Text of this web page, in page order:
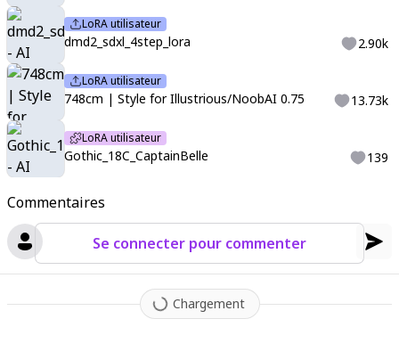
Commentaires
Se connecter pour commenter
Chargement
LoRA utilisateur
dmd2_sdxl_4step_lora 2.90k
LoRA utilisateur
748cm | Style for Illustrious/NoobAI 0.75 13.73k
LoRA utilisateur
Gothic_18C_CaptainBelle 139